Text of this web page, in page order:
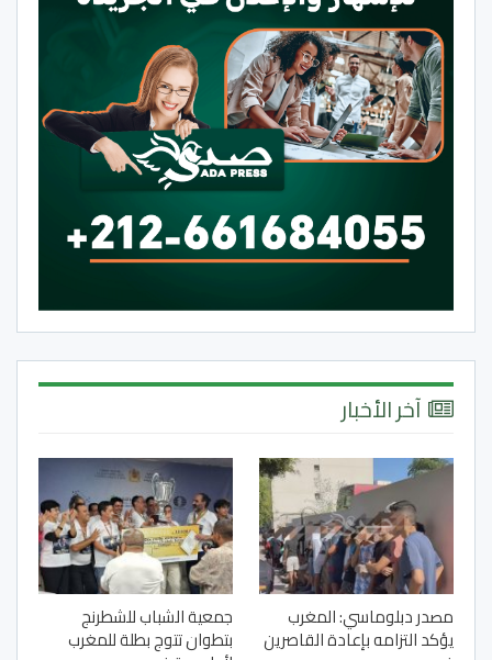
آخر الأخبار
مصدر دبلوماسي: المغرب
يؤكد التزامه بإعادة القاصرين
جمعية الشباب للشطرنج
بتطوان تتوج بطلة للمغرب